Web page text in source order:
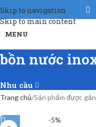
Skip to navigation
Skip to main content
MENU
bồn nước
Nhu cầu
Trang chủ Sản phẩm được
-5%